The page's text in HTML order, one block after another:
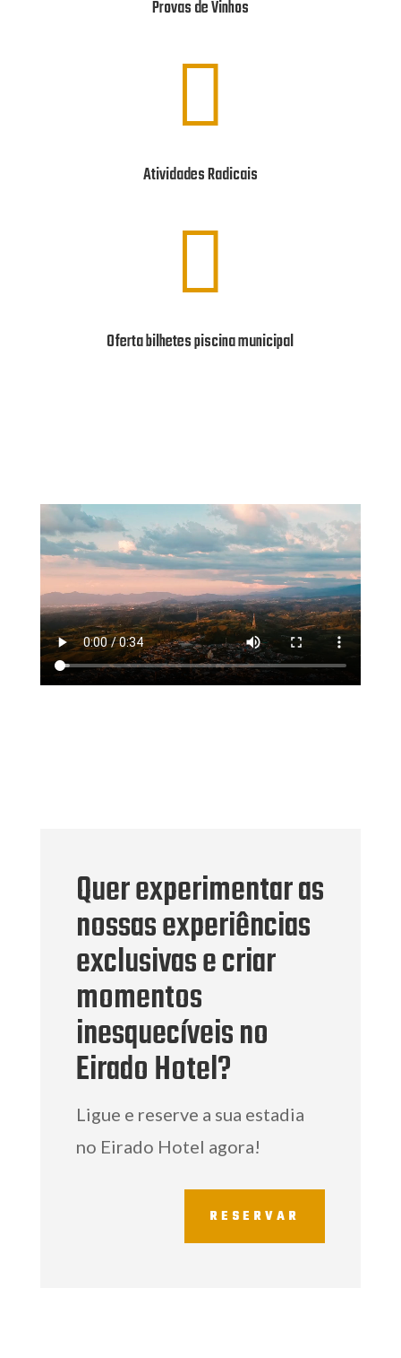
Provas de Vinhos

Atividades Radicais

Oferta bilhetes piscina municipal
Quer experimentar as
nossas experiências
exclusivas e criar
momentos
inesquecíveis no
Eirado Hotel?
Ligue e reserve a sua estadia
no Eirado Hotel agora!
RESERVAR